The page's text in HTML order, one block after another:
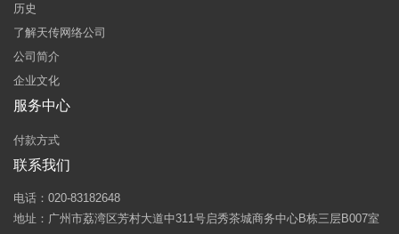
历史
了解天传网络公司
公司简介
企业文化
服务中心
付款方式
联系我们
电话：020-83182648
地址：广州市荔湾区芳村大道中311号启秀茶城商务中心B栋三层B007室